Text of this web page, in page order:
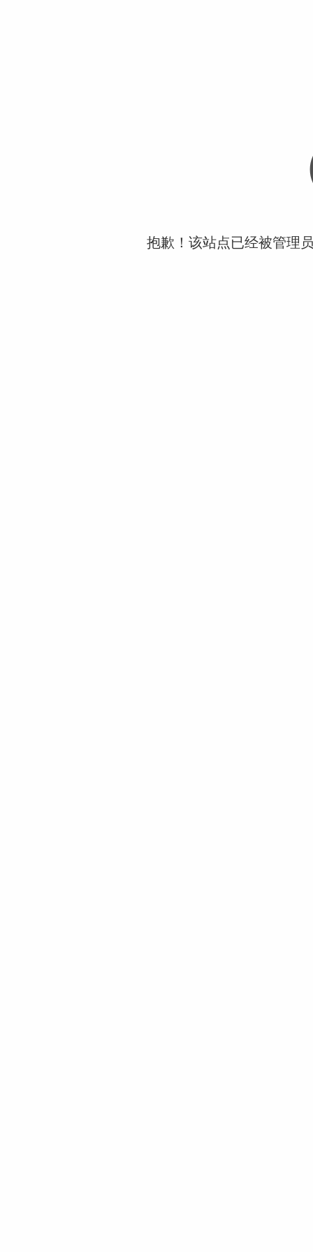
抱歉！该站点已经被管理